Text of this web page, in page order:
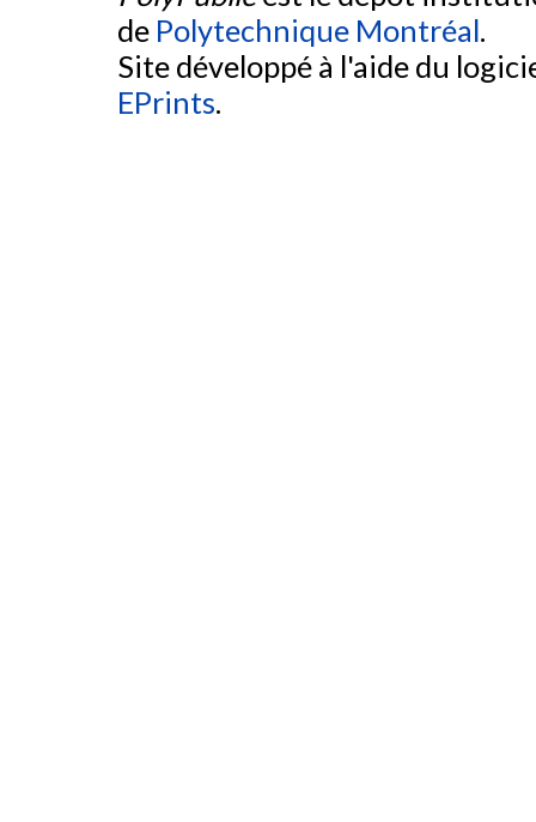
de Polytechnique Montréal.
Site développé à l'aide du
EPrints.